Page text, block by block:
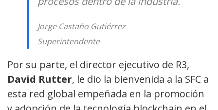
Jorge Castaño Gutiérrez
Superintendente
Por su parte, el director ejecutivo de R3,
David Rutter, le dio la bienvenida a la SFC a
esta red global empeñada en la promoción